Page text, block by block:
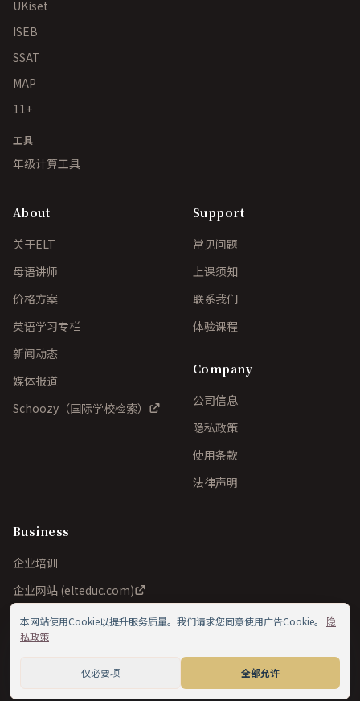
UKiset
ISEB
SSAT
MAP
11+
工具
年级计算工具
About
关于ELT
母语讲师
价格方案
英语学习专栏
新闻动态
媒体报道
Schoozy（国际学校检索）
Support
常见问题
上课须知
联系我们
体验课程
Company
公司信息
隐私政策
使用条款
法律声明
Business
企业培训
企业网站 (elteduc.com)
ELT Education Inc./ELT School of English Ltd.. All
rights reserved.
本网站使用Cookie以提升服务质量。我们请求您同意使用广告Cookie。
隐
私政策
仅必要项 全部允许